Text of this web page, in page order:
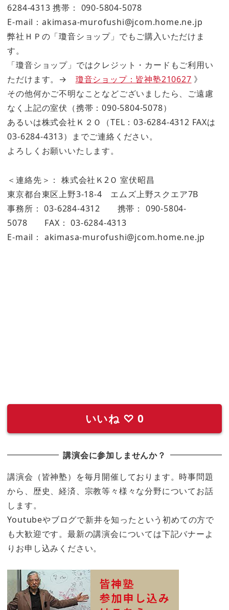
6284-4313 携帯： 090-5804-5078
E-mail：akimasa-murofushi@jcom.home.ne.jp
弊社ＨＰの「瓊音ショップ」でもご購入いただけま
す。
「瓊音ショップ」ではクレジット・カードもご利用い
ただけます。→ 瓊音ショップ：皆神塾210627 》
その他何かご不明なことなどございましたら、ご遠慮
なく上記の室伏（携帯：090-5804-5078）
あるいは株式会社Ｋ２Ｏ（TEL：03-6284-4312 FAXは
03-6284-4313）までご連絡ください。
よろしくお願いいたします。
＜連絡先＞： 株式会社Ｋ2Ｏ 室伏昭昌
東京都台東区上野3-18-4 エムズ上野スクエア7B
事務所： 03-6284-4312 携帯： 090-5804-
5078 FAX： 03-6284-4313
E-mail： akimasa-murofushi@jcom.home.ne.jp
いいね ♡ 0
講演会に参加しませんか？
講演会（皆神塾）を毎月開催しております。時事問題
から、歴史、経済、宗教等々様々な分野についてお話
します。
Youtubeやブログで新井を知ったという初めての方で
も大歓迎です。最新の講演会については下記バナーよ
りお申し込みください。